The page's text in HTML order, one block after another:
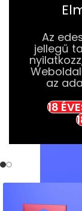
Az
jellegű
az
18